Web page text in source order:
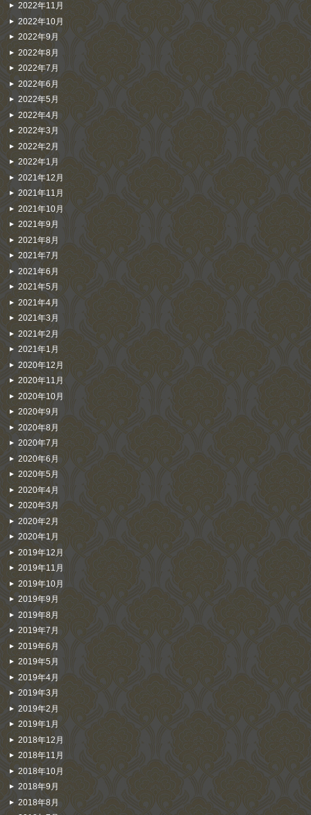
2022年11月
2022年10月
2022年9月
2022年8月
2022年7月
2022年6月
2022年5月
2022年4月
2022年3月
2022年2月
2022年1月
2021年12月
2021年11月
2021年10月
2021年9月
2021年8月
2021年7月
2021年6月
2021年5月
2021年4月
2021年3月
2021年2月
2021年1月
2020年12月
2020年11月
2020年10月
2020年9月
2020年8月
2020年7月
2020年6月
2020年5月
2020年4月
2020年3月
2020年2月
2020年1月
2019年12月
2019年11月
2019年10月
2019年9月
2019年8月
2019年7月
2019年6月
2019年5月
2019年4月
2019年3月
2019年2月
2019年1月
2018年12月
2018年11月
2018年10月
2018年9月
2018年8月